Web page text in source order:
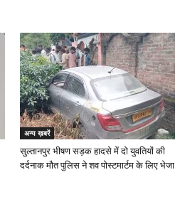
अन्य ख़बरें
सुल्तानपुर भीषण सड़क हादसे में दो युवतियों की
दर्दनाक मौत पुलिस ने शव पोस्टमार्टम के लिए भेजा